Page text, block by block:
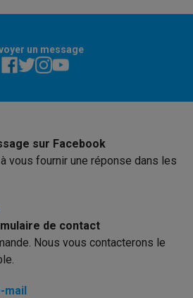
un message
sur Facebook
vous fournir une réponse dans les
de contact
Nous vous contacterons le
mail